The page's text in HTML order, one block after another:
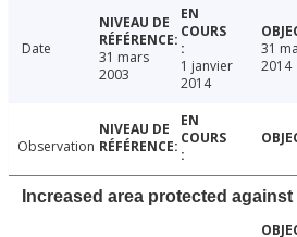
Date
31 mars
2003
1 janvier
2014
31
2014
Observation
Increased area protected